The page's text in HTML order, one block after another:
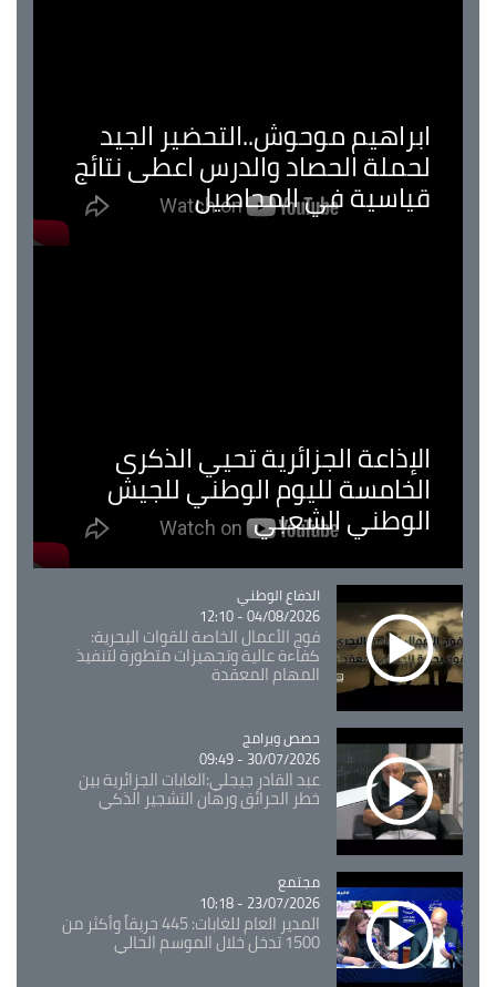
ابراهيم موحوش..التحضير الجيد
لحملة الحصاد والدرس اعطى نتائج
قياسية في المحاصيل
الإذاعة الجزائرية تحيي الذكرى
الخامسة لليوم الوطني للجيش
الوطني الشعبي
Catégorie
الدفاع الوطني
04/08/2026 - 12:10
فوج الأعمال الخاصة للقوات البحرية:
كفاءة عالية وتجهيزات متطورة لتنفيذ
المهام المعقدة
Catégorie
حصص وبرامج
30/07/2026 - 09:49
عبد القادر جيجلي:الغابات الجزائرية بين
خطر الحرائق ورهان التشجير الذكي
Catégorie
مجتمع
23/07/2026 - 10:18
المدير العام للغابات: 445 حريقاً وأكثر من
1500 تدخل خلال الموسم الحالي